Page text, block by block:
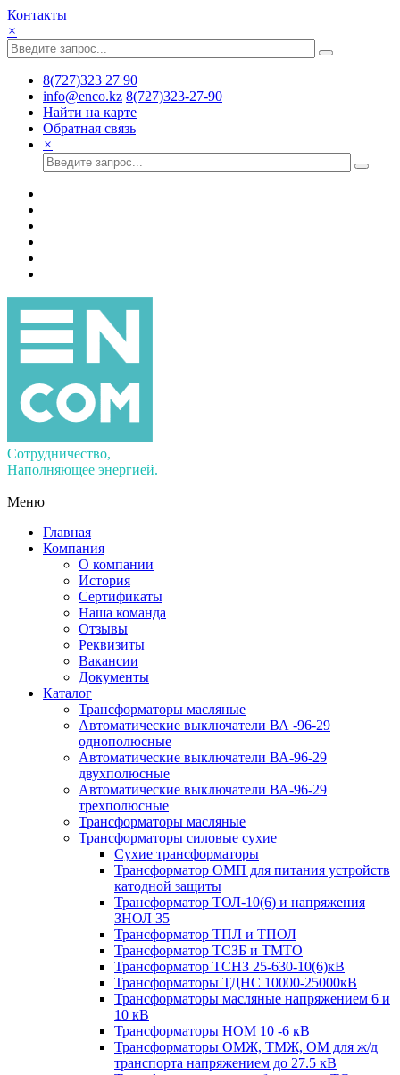
Контакты
×
8(727)323 27 90
info@enco.kz 8(727)323-27-90
Найти на карте
Обратная связь
×
Сотрудничество,
Наполняющее энергией.
Меню
Главная
Компания
О компании
История
Сертификаты
Наша команда
Отзывы
Реквизиты
Вакансии
Документы
Каталог
Трансформаторы масляные
Автоматические выключатели ВА -96-29
однополюсные
Автоматические выключатели ВА-96-29
двухполюсные
Автоматические выключатели ВА-96-29
трехполюсные
Трансформаторы масляные
Трансформаторы силовые сухие
Сухие трансформаторы
Трансформатор ОМП для питания устройств
катодной защиты
Трансформатор ТОЛ-10(6) и напряжения
ЗНОЛ 35
Трансформатор ТПЛ и ТПОЛ
Трансформатор ТСЗБ и ТМТО
Трансформатор ТСНЗ 25-630-10(6)кВ
Трансформаторы ТДНС 10000-25000кВ
Трансформаторы масляные напряжением 6 и
10 кВ
Трансформаторы НОМ 10 -6 кВ
Трансформаторы ОМЖ, ТМЖ, ОМ для ж/д
транспорта напряжением до 27.5 кВ